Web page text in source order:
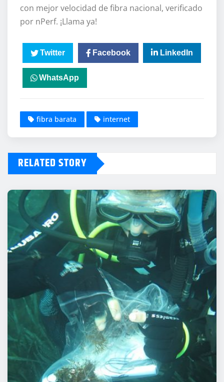
con mejor velocidad de fibra nacional, verificado
por nPerf. ¡Llama ya!
Twitter Facebook LinkedIn
WhatsApp
fibra barata internet
RELATED STORY